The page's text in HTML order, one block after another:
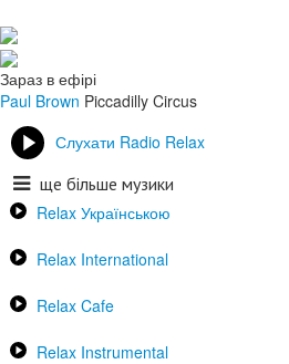
Зараз в ефірі
Paul Brown Piccadilly Circus
Слухати Radio Relax
ще більше музики
Relax Українською
Relax International
Relax Cafe
Relax Instrumental